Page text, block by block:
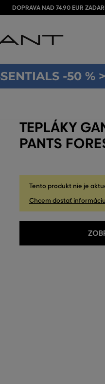
DOPRAVA NAD 74,90 EUR
-50 %
TEPLÁKY
PANTS
Tento produkt nie je
Chcem dostať